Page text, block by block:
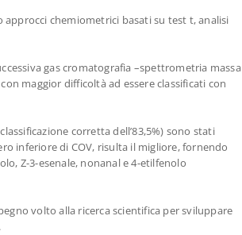
approcci chemiometrici basati su test t, analisi
gas cromatografia –spettrometria massa
maggior difficoltà ad essere classificati con
corretta dell’83,5%) sono stati
inferiore di COV, risulta il migliore, fornendo
Z-3-esenale, nonanal e 4-etilfenolo
volto alla ricerca scientifica per sviluppare